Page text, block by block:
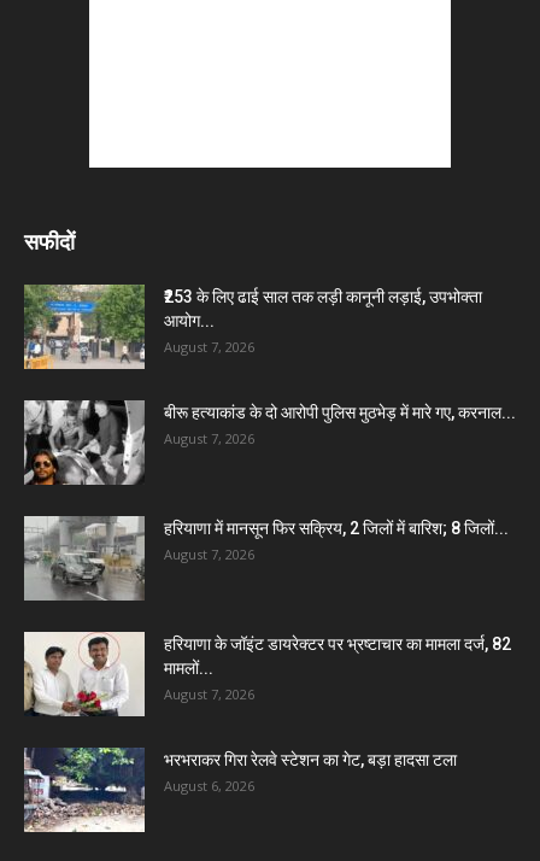
सफीदों
₹253 के लिए ढाई साल तक लड़ी कानूनी लड़ाई, उपभोक्ता
आयोग...
August 7, 2026
बीरू हत्याकांड के दो आरोपी पुलिस मुठभेड़ में मारे गए, करनाल...
August 7, 2026
हरियाणा में मानसून फिर सक्रिय, 2 जिलों में बारिश; 8 जिलों...
August 7, 2026
हरियाणा के जॉइंट डायरेक्टर पर भ्रष्टाचार का मामला दर्ज, 82
मामलों...
August 7, 2026
भरभराकर गिरा रेलवे स्टेशन का गेट, बड़ा हादसा टला
August 6, 2026